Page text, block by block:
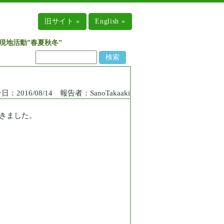
旧サイト » English »
地活動”春夏秋冬”
：2016/08/14 報告者：SanoTakaaki
ました。